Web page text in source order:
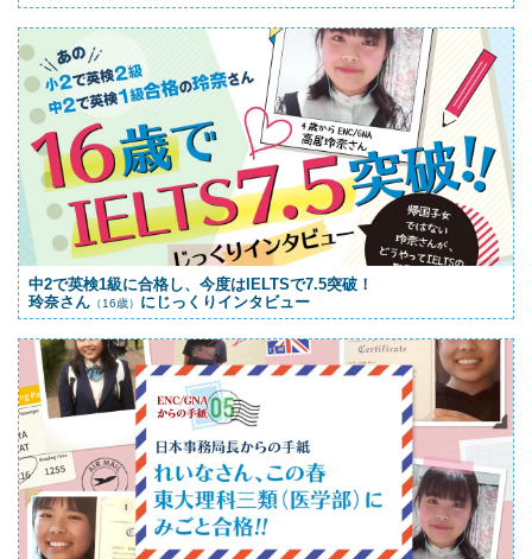
中2で英検1級に合格し、今度はIELTSで7.5突破！
玲奈さん （16歳） にじっくりインタビュー